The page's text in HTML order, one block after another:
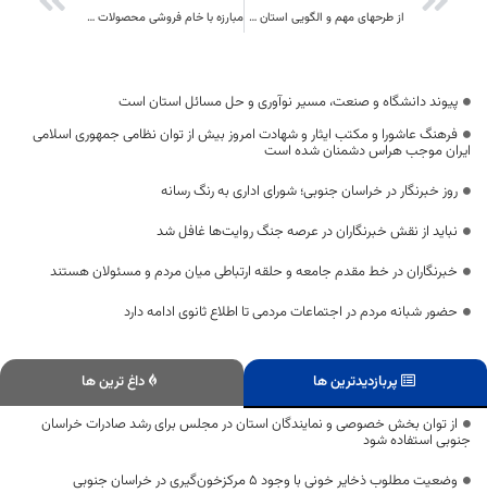
از طرحهای مهم و الگویی استان خراسان جنوبی طرح ترسیب کربن است مبارزه با خام فروشی محصولات مهم ترین مولفه در تثبیت جمعیت روستایی است
پیوند دانشگاه و صنعت، مسیر نوآوری و حل مسائل استان است
فرهنگ عاشورا و مکتب ایثار و شهادت امروز بیش از توان نظامی جمهوری اسلامی
ایران موجب هراس دشمنان شده است
روز خبرنگار در خراسان جنوبی؛ شورای اداری به رنگ رسانه
نباید از نقش خبرنگاران در عرصه جنگ روایت‌ها غافل شد
خبرنگاران در خط مقدم جامعه و حلقه ارتباطی میان مردم و مسئولان هستند
حضور شبانه مردم در اجتماعات مردمی تا اطلاع ثانوی ادامه دارد
پربازدیدترین ها
داغ ترین ها
از توان بخش خصوصی و نمایندگان استان در مجلس برای رشد صادرات خراسان
جنوبی استفاده شود
وضعیت مطلوب ذخایر خونی با وجود ۵ مرکزخون‌گیری در خراسان جنوبی